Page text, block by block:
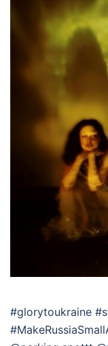
#glorytoukraine